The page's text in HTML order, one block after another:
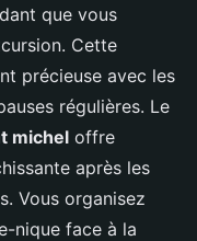
que vous
Cette
précieuse avec les
régulières. Le
michel offre
après les
Vous organisez
nique face à la